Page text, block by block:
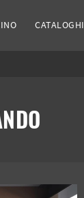
CATALOGHI